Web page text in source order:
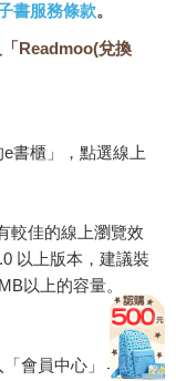
書服務條款。
Readmoo(兌換
書櫃」，點選線上
較佳的線上瀏覽效
以上版本，建議裝
以上的容量。
「會員中心」→「我